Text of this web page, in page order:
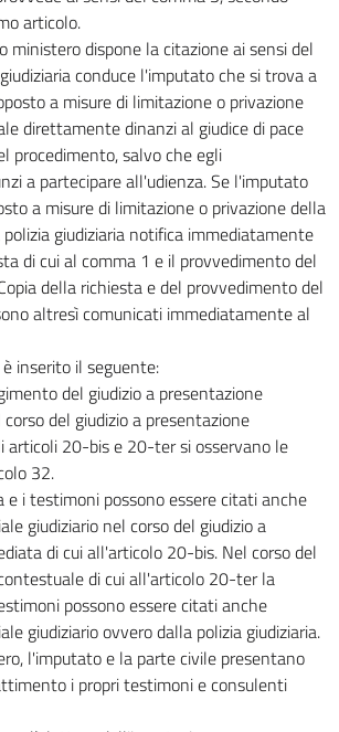
articolo.
ministero dispone la citazione ai sensi del
conduce l'imputato che si trova a
a misure di limitazione o privazione
direttamente dinanzi al giudice di pace
procedimento, salvo che egli
a partecipare all'udienza. Se l'imputato
a misure di limitazione o privazione della
giudiziaria notifica immediatamente
di cui al comma 1 e il provvedimento del
della richiesta e del provvedimento del
altresì comunicati immediatamente al
inserito il seguente:
del giudizio a presentazione
del giudizio a presentazione
articoli 20-bis e 20-ter si osservano le
32.
e i testimoni possono essere citati anche
giudiziario nel corso del giudizio a
di cui all'articolo 20-bis. Nel corso del
di cui all'articolo 20-ter la
possono essere citati anche
giudiziario ovvero dalla polizia giudiziaria.
l'imputato e la parte civile presentano
i propri testimoni e consulenti